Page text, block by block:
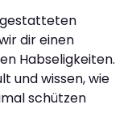
dir einen
Habseligkeiten.
und wissen, wie
schützen